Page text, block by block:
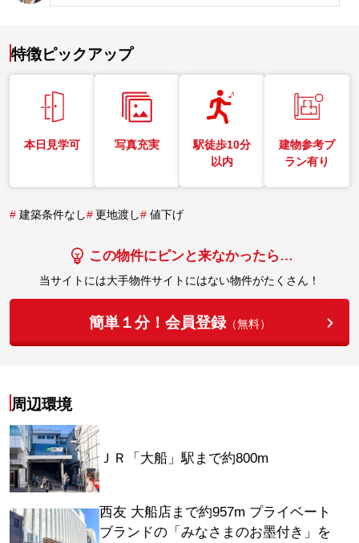
特徴ピックアップ
本日見学可 写真充実
駅徒歩10分
以内
建物参考プ
ラン有り
# 建築条件なし# 更地渡し# 値下げ
この物件にピンと来なかったら…
当サイトには大手物件サイトにはない物件がたくさん！
簡単１分！会員登録（無料）
周辺環境
ＪＲ「大船」駅まで約800m
西友 大船店まで約957m プライベート
ブランドの「みなさまのお墨付き」を